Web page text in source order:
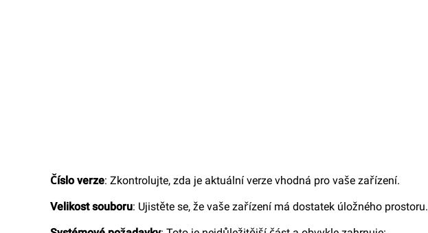
Číslo verze: Zkontrolujte, zda je aktuální verze vhodná pro vaše zařízení.
Velikost souboru: Ujistěte se, že vaše zařízení má dostatek úložného prostoru.